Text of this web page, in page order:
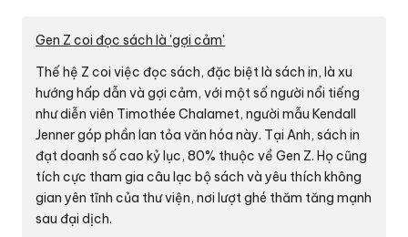
Gen Z coi đọc sách là 'gợi cảm'
Thế hệ Z coi việc đọc sách, đặc biệt là sách in, là xu
hướng hấp dẫn và gợi cảm, với một số người nổi tiếng
như diễn viên Timothée Chalamet, người mẫu Kendall
Jenner góp phần lan tỏa văn hóa này. Tại Anh, sách in
đạt doanh số cao kỷ lục, 80% thuộc về Gen Z. Họ cũng
tích cực tham gia câu lạc bộ sách và yêu thích không
gian yên tĩnh của thư viện, nơi lượt ghé thăm tăng mạnh
sau đại dịch.